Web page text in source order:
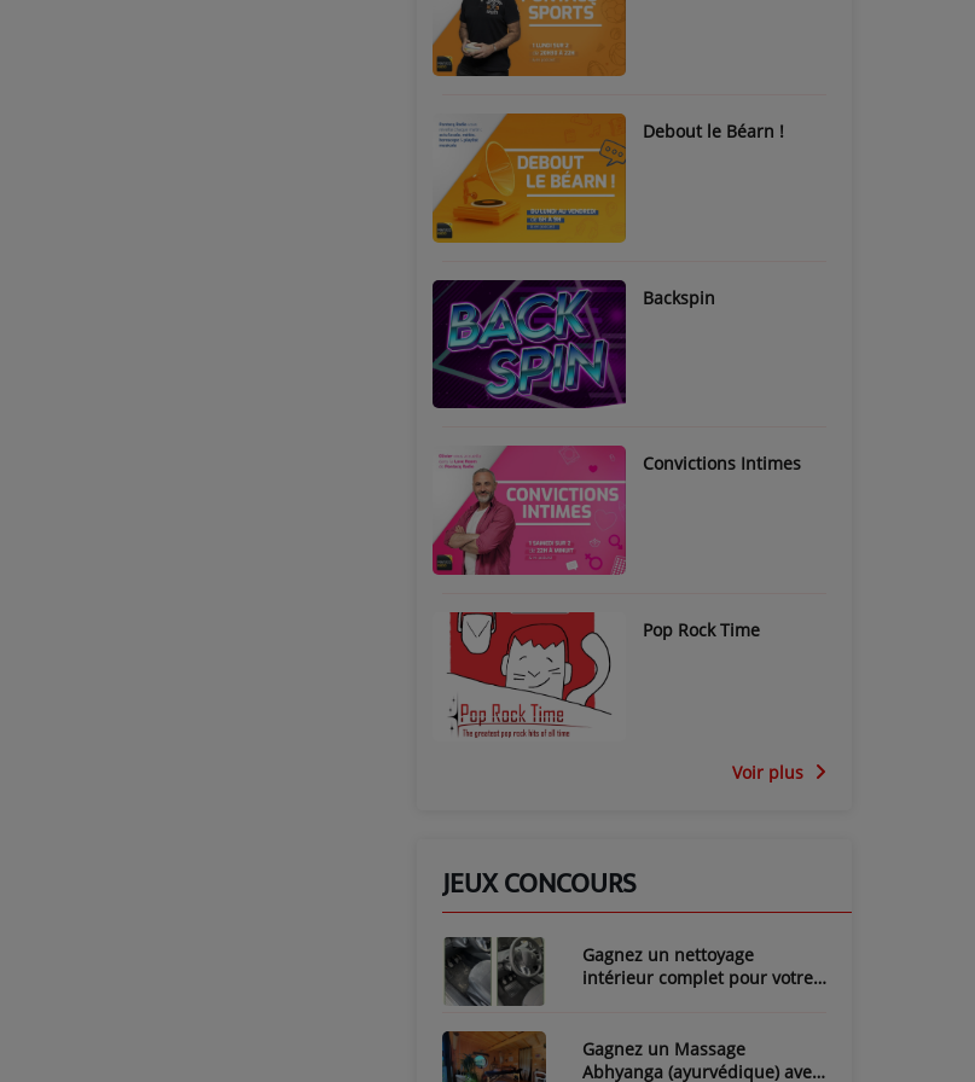
Debout le Béarn !
Backspin
Convictions Intimes
Pop Rock Time
Voir plus
JEUX CONCOURS
Gagnez un nettoyage
intérieur complet pour votre
Gagnez un Massage
Abhyanga (ayurvédique) avec